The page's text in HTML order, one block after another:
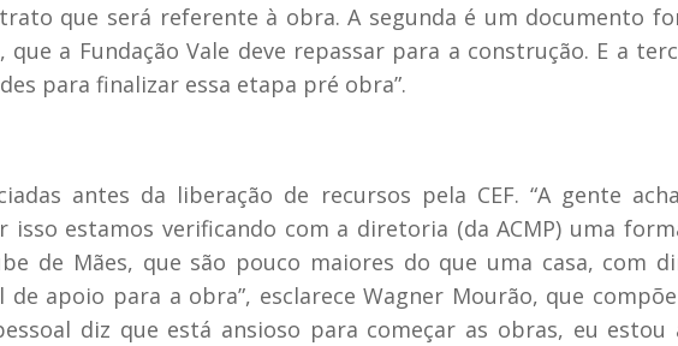
que será referente à obra. A segunda é um documento
a Fundação Vale deve repassar para a construção. E a
para finalizar essa etapa pré obra”.
antes da liberação de recursos pela CEF. “A gente
estamos verificando com a diretoria (da ACMP) uma
de Mães, que são pouco maiores do que uma casa, com
apoio para a obra”, esclarece Wagner Mourão, que
diz que está ansioso para começar as obras, eu estou